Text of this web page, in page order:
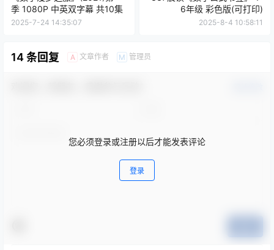
季 1080P 中英双字幕 共10集
2025-7-24 14:35:07
6年级 彩色版(可打印)
2025-8-4 10:58:11
14 条回复 A 文章作者 M 管理员
您必须登录或注册以后才能发表评论
登录